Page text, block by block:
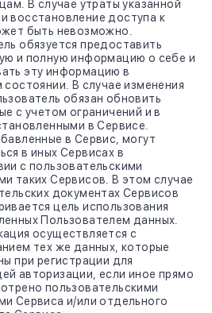
В случае утраты указанной
восстановление доступа к
быть невозможно.
обязуется предоставить
и полную информацию о себе и
эту информацию в
состоянии. В случае изменения
обязан обновить
с учетом ограничений и в
в Сервисе.
в Сервис, могут
в иных Сервисах в
с пользовательскими
таких Сервисов. В этом случае
документах Сервисов
цель использования
Пользователем данных.
осуществляется с
тех же данных, которые
при регистрации для
авторизации, если иное прямо
пользовательскими
Сервиса и/или отдельного